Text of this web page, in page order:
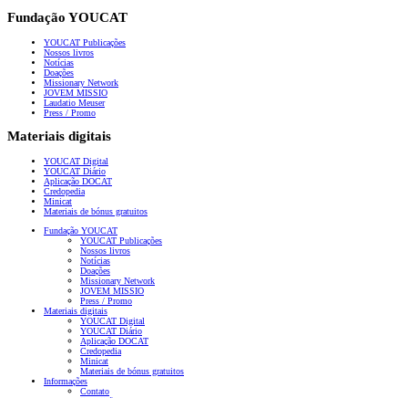
Fundação YOUCAT
YOUCAT Publicações
Nossos livros
Notícias
Doações
Missionary Network
JOVEM MISSIO
Laudatio Meuser
Press / Promo
Materiais digitais
YOUCAT Digital
YOUCAT Diário
Aplicação DOCAT
Credopedia
Minicat
Materiais de bónus gratuitos
Fundação YOUCAT
YOUCAT Publicações
Nossos livros
Notícias
Doações
Missionary Network
JOVEM MISSIO
Press / Promo
Materiais digitais
YOUCAT Digital
YOUCAT Diário
Aplicação DOCAT
Credopedia
Minicat
Materiais de bónus gratuitos
Informações
Contato